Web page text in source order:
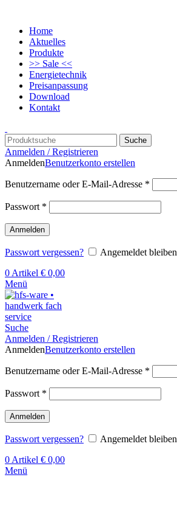
Home
Aktuelles
Produkte
>> Sale <<
Energietechnik
Preisanpassung
Download
Kontakt
Suche
Anmelden / Registrieren
AnmeldenBenutzerkonto erstellen
Benutzername oder E-Mail-Adresse *
Passwort *
Anmelden
Passwort vergessen?
Angemeldet bleiben
0 Artikel € 0,00
Menü
Suche
Anmelden / Registrieren
AnmeldenBenutzerkonto erstellen
Benutzername oder E-Mail-Adresse *
Passwort *
Anmelden
Passwort vergessen?
Angemeldet bleiben
0 Artikel € 0,00
Menü